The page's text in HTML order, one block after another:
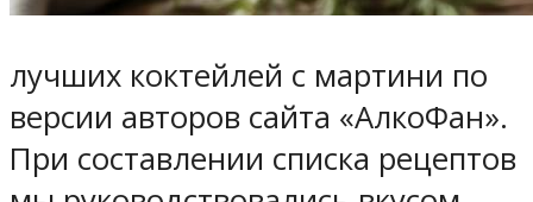
лучших коктейлей с мартини по
версии авторов сайта «АлкоФан».
При составлении списка рецептов